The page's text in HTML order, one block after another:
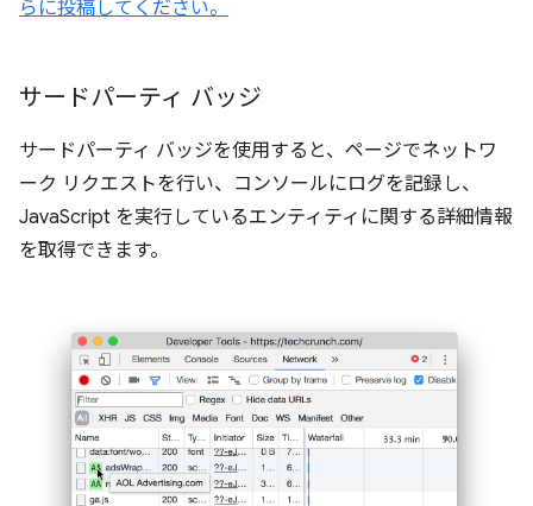
らに投稿してください。
サードパーティ バッジ
サードパーティ バッジを使用すると、ページでネットワ
ーク リクエストを行い、コンソールにログを記録し、
JavaScript を実行しているエンティティに関する詳細情報
を取得できます。